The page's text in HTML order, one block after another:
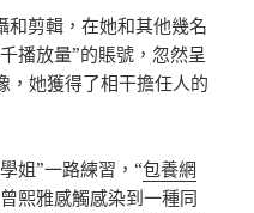
和剪輯，在她和其他幾名
播放量”的賬號，忽然呈
，她獲得了相干擔任人的
姐”一路練習，“包養網
熙雅感觸感染到一種同